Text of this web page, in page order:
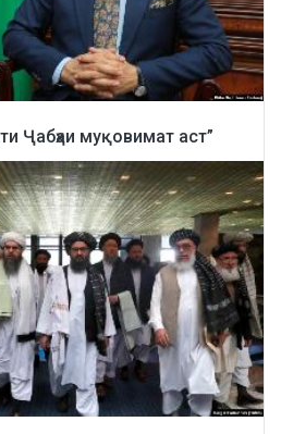
Ҷабҳаи муқовимат аст”